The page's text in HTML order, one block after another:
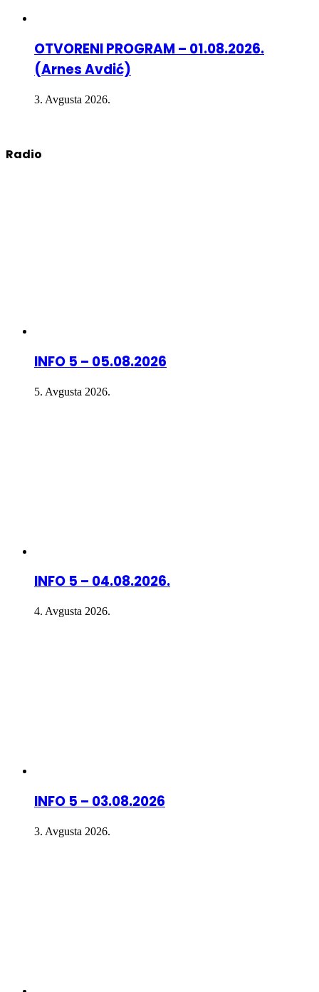
OTVORENI PROGRAM – 01.08.2026.
(Arnes Avdić)
3. Avgusta 2026.
Radio
INFO 5 – 05.08.2026
5. Avgusta 2026.
INFO 5 – 04.08.2026.
4. Avgusta 2026.
INFO 5 – 03.08.2026
3. Avgusta 2026.